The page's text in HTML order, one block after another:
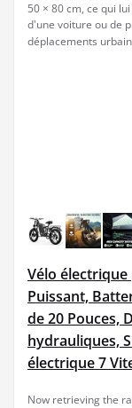
50 × 80 cm, ce qui
d'une voiture ou de
déplacements
Vélo
Puissant,
de 20 Pouces,
hydrauliques,
électrique 7
Now retrieving the